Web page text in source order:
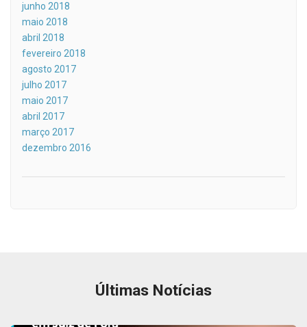
junho 2018
maio 2018
abril 2018
fevereiro 2018
agosto 2017
julho 2017
maio 2017
abril 2017
março 2017
dezembro 2016
Últimas Notícias